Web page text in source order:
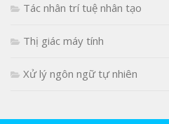
Tác nhân trí tuệ nhân tạo
Thị giác máy tính
Xử lý ngôn ngữ tự nhiên